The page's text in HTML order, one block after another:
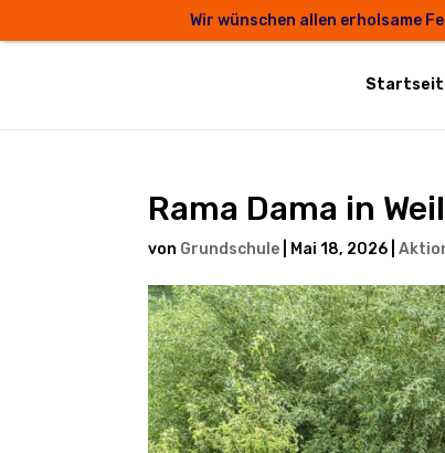
Rama Dama in
von Grundschule Mai 18, 2026 |
Wir wünschen allen erholsame